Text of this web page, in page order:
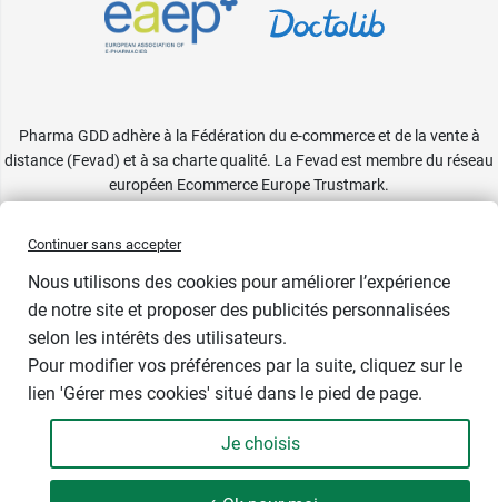
- +
Pharma GDD adhère à la Fédération du e-commerce et de la vente à
distance (Fevad) et à sa charte qualité. La Fevad est membre du réseau
européen Ecommerce Europe Trustmark.
Continuer sans accepter
Nous utilisons des cookies pour améliorer l’expérience
de notre site et proposer des publicités personnalisées
selon les intérêts des utilisateurs.
Pour modifier vos préférences par la suite, cliquez sur le
lien 'Gérer mes cookies' situé dans le pied de page.
Je choisis